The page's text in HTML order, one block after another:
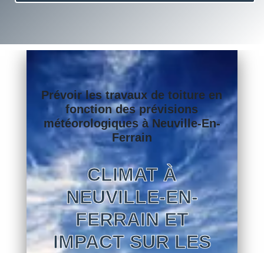
Prévoir les travaux detoiture en
fonction des prévisions
météorologiques à Neuville-En-
Ferrain
CLIMAT À
NEUVILLE-EN-
FERRAIN ET
IMPACT SUR LES